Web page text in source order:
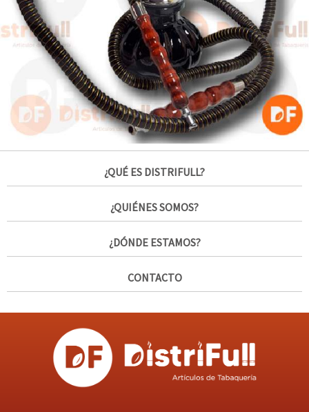
¿QUÉ ES DISTRIFULL?
¿QUIÉNES SOMOS?
¿DÓNDE ESTAMOS?
CONTACTO